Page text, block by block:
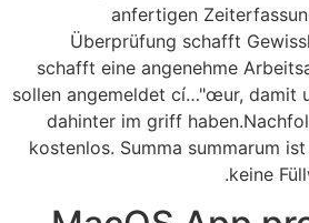
anfertigen
Überprüfung schafft
schafft eine angenehme
sollen angemeldet cí…"œur, damit
dahinter im griff
kostenlos. Summa summarum
keine